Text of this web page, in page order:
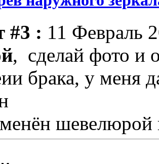
#3 : 11 Февраль
, сделай фото и
брака, у меня